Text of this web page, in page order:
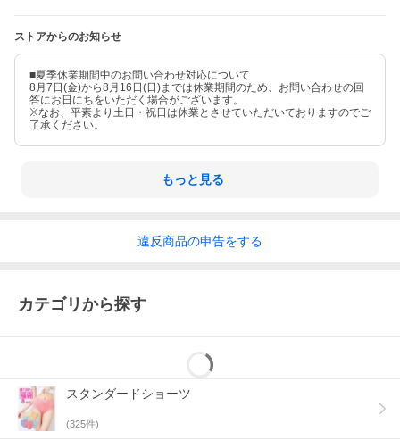
ストアからのお知らせ
■夏季休業期間中のお問い合わせ対応について
8月7日(金)から8月16日(日)までは休業期間のため、お問い合わせの回
答にお日にちをいただく場合がございます。
※なお、平素より土日・祝日は休業とさせていただいておりますのでご
了承ください。
もっと見る
違反商品の申告をする
カテゴリから探す
スタンダードショーツ
(325件)